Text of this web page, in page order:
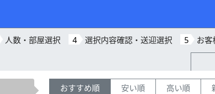
人数・部屋選択 4 選択内容確認・送迎選択 5 お客
おすすめ順 安い順 高い順